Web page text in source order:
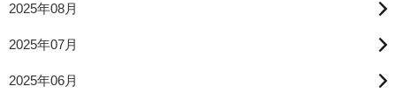
2025年08月
2025年07月
2025年06月